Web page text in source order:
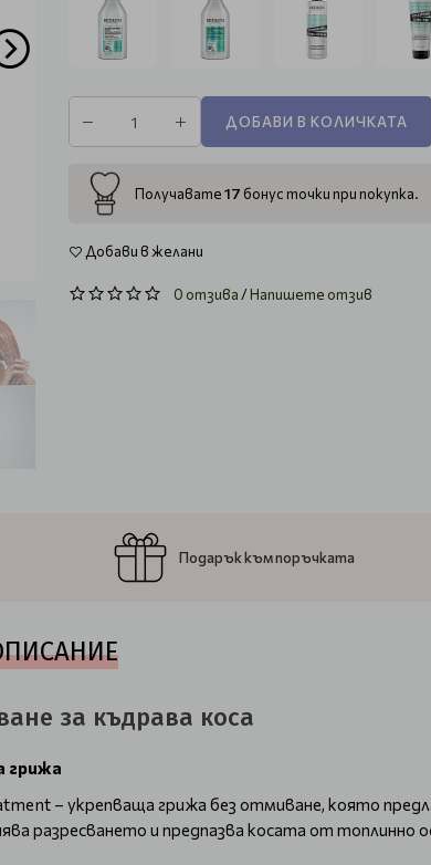
ДОБАВИ В КОЛИЧКАТА
Получавате17 бонус точки при покупка.
Добави в желани
0 отзива/Напишете отзив
Подарък към поръчката
за къдрава коса
грижа
– укрепваща грижа без отмиване, която
разресването и предпазва косата от